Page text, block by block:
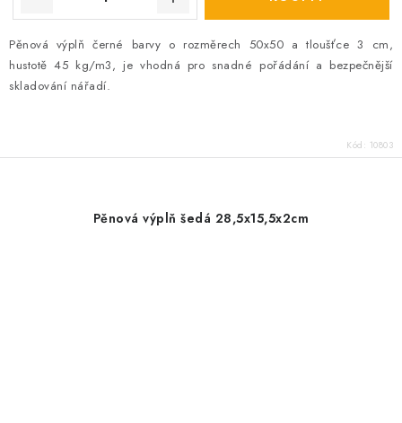
Pěnová výplň černé barvy o rozměrech 50x50 a tloušťce 3 cm,
hustotě 45 kg/m3, je vhodná pro snadné pořádání a bezpečnější
skladování nářadí.
Kód: 10803
Pěnová výplň šedá 28,5x15,5x2cm